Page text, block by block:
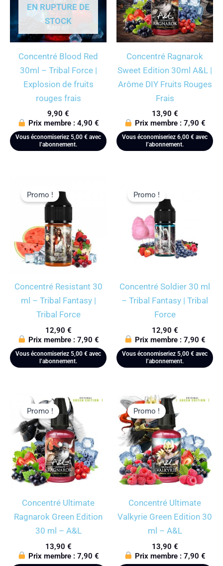
EN RUPTURE DE
STOCK
Concentré Blood Red
30ml – Tribal Force |
Explosion de fruits
rouges frais
9,90 €
Prix membre : 4,90 €
Vous économiseriez 5,00 € avec
l’abonnement.
Concentré Ragnarok
Sweet Edition 30ml A&L |
Arôme DIY Fruits Rouges
Frais
13,90 €
Prix membre : 7,90 €
Vous économiseriez 6,00 € avec
l’abonnement.
Promo !
Concentré Resistant 30
ml – Tribal Fantasy |
Tribal Force
12,90 €
Prix membre : 7,90 €
Vous économiseriez 5,00 € avec
l’abonnement.
Promo !
Concentré Soldier 30 ml
– Tribal Fantasy | Tribal
Force
12,90 €
Prix membre : 7,90 €
Vous économiseriez 5,00 € avec
l’abonnement.
Promo !
Concentré Ultimate
Ragnarok Green Edition
30 ml – A&L
13,90 €
Prix membre : 7,90 €
Promo !
Concentré Ultimate
Valkyrie Green Edition 30
ml – A&L
13,90 €
Prix membre : 7,90 €